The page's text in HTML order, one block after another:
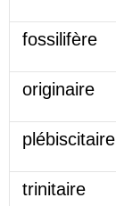
fossilifère
originaire
plébiscitaire
trinitaire